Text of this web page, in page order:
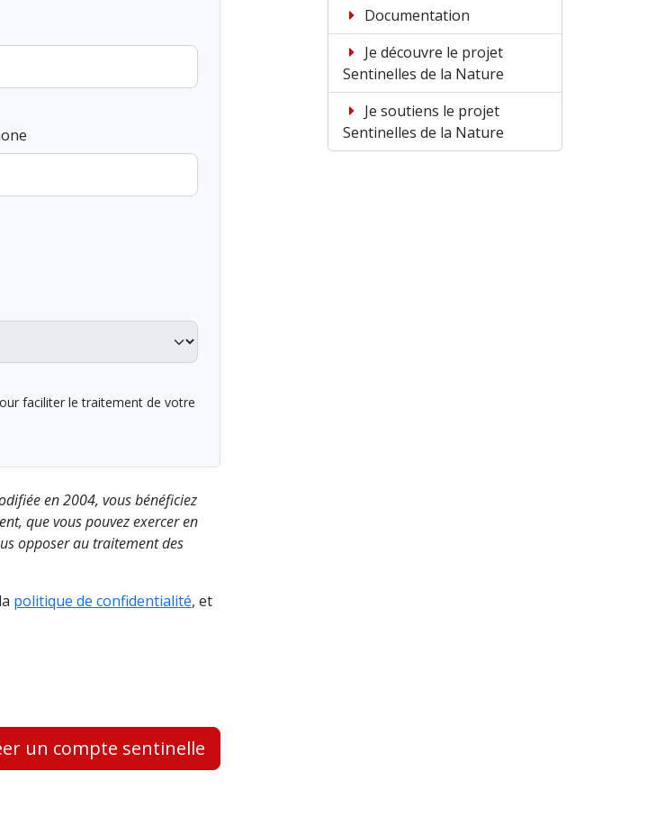
faciliter le traitement de votre
en 2004, vous bénéficiez
que vous pouvez exercer en
opposer au traitement des
politique de confidentialité, et
un compte sentinelle
Documentation
Je découvre le projet
Sentinelles de la Nature
Je soutiens le projet
Sentinelles de la Nature